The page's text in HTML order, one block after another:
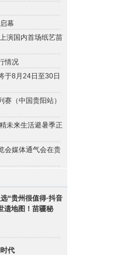
幕
演国内首场纸艺苗
情况
于8月24日至30日
（中国贵阳站）
未来生活避暑季正
会媒体通气会在贵
“贵州很值得·抖音
遗地图！苗疆秘
代